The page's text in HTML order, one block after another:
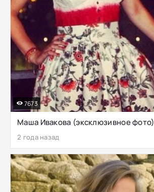
Маша Ивакова (эксклюзивное фото)
2 года назад
7673